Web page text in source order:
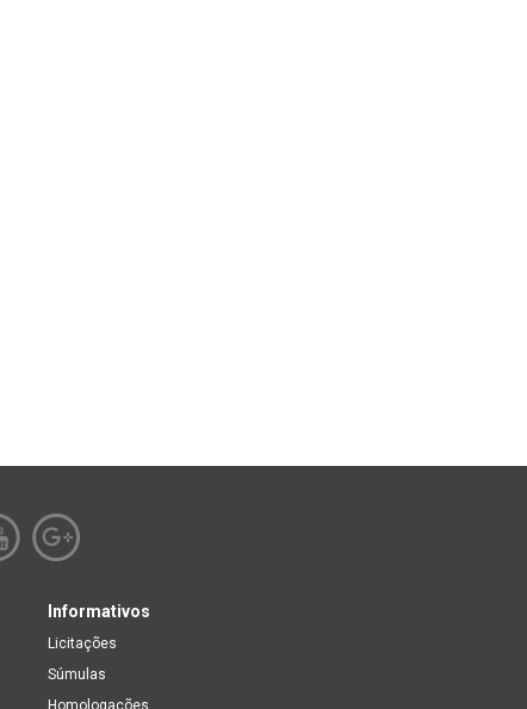
Informativos
Licitações
Súmulas
Homologações